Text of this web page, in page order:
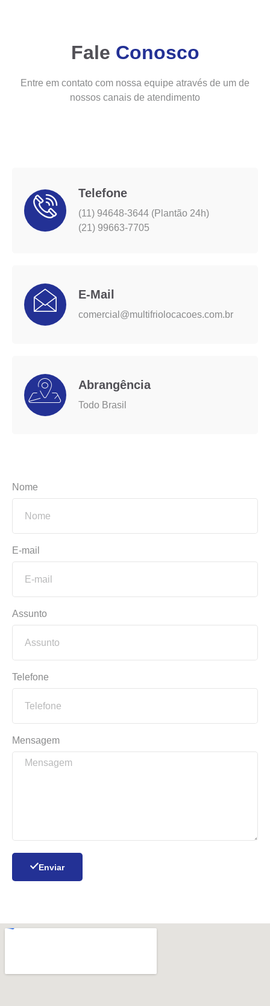
Fale Conosco
Entre em contato com nossa equipe através de um de
nossos canais de atendimento
Telefone
(11) 94648-3644 (Plantão 24h)
(21) 99663-7705
E-Mail
comercial@multifriolocacoes.com.br
Abrangência
Todo Brasil
Nome
E-mail
Assunto
Telefone
Mensagem
Enviar